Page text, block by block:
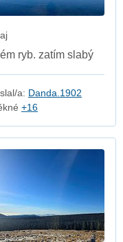
ryb. zatím slabý
a: Danda.1902
+16